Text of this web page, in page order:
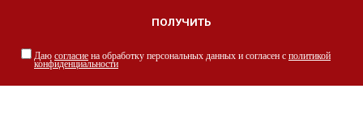
Даю согласие на обработку персональных данных и согласен с политикой
конфиденциальности